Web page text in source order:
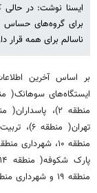
ناسالم برای همه قرار
بر اساس آخرین
منطقه ۱۹ و شهرداری منطقه ۲۱ در شرایط